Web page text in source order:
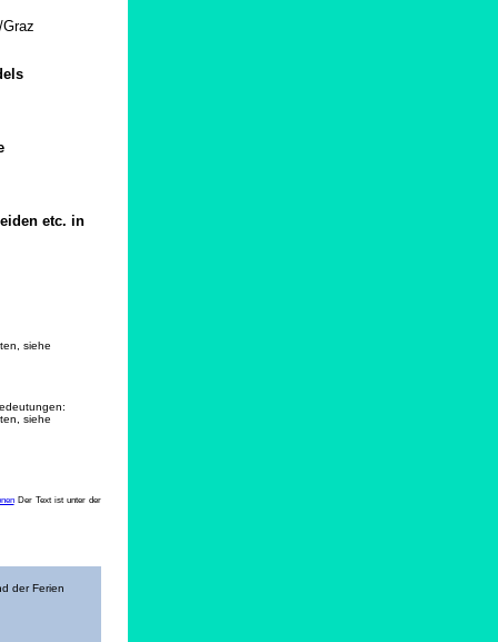
etc. in
siehe
siehe
Der Text ist unter der
der Ferien